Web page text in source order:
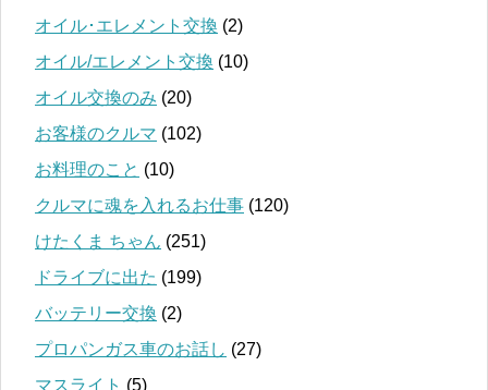
オイル･エレメント交換 (2)
オイル/エレメント交換 (10)
オイル交換のみ (20)
お客様のクルマ (102)
お料理のこと (10)
クルマに魂を入れるお仕事 (120)
けたくま ちゃん (251)
ドライブに出た (199)
バッテリー交換 (2)
プロパンガス車のお話し (27)
マスライト (5)